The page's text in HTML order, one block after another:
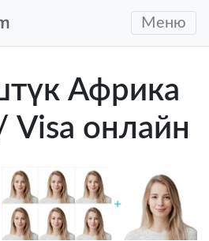
Меню
Африка
Visa онлайн